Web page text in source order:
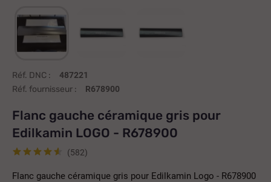
Réf. DNC : 487221
Réf. fournisseur : R678900
Flanc gauche céramique gris pour
Edilkamin LOGO - R678900
(582)
Flanc gauche céramique gris pour Edilkamin Logo - R678900